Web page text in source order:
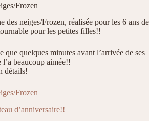
Frozen
des neiges/Frozen, réalisée pour les 6 ans de
pour les petites filles!!
que quelques minutes avant l’arrivée de ses
beaucoup aimée!!
détails!
Frozen
d’anniversaire!!